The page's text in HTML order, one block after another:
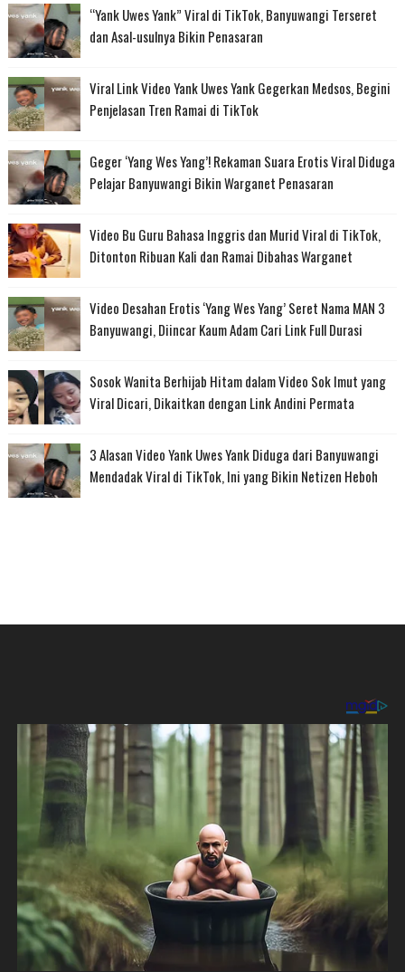
“Yank Uwes Yank” Viral di TikTok, Banyuwangi Terseret
dan Asal-usulnya Bikin Penasaran
Viral Link Video Yank Uwes Yank Gegerkan Medsos, Begini
Penjelasan Tren Ramai di TikTok
Geger ‘Yang Wes Yang’! Rekaman Suara Erotis Viral Diduga
Pelajar Banyuwangi Bikin Warganet Penasaran
Video Bu Guru Bahasa Inggris dan Murid Viral di TikTok,
Ditonton Ribuan Kali dan Ramai Dibahas Warganet
Video Desahan Erotis ‘Yang Wes Yang’ Seret Nama MAN 3
Banyuwangi, Diincar Kaum Adam Cari Link Full Durasi
Sosok Wanita Berhijab Hitam dalam Video Sok Imut yang
Viral Dicari, Dikaitkan dengan Link Andini Permata
3 Alasan Video Yank Uwes Yank Diduga dari Banyuwangi
Mendadak Viral di TikTok, Ini yang Bikin Netizen Heboh